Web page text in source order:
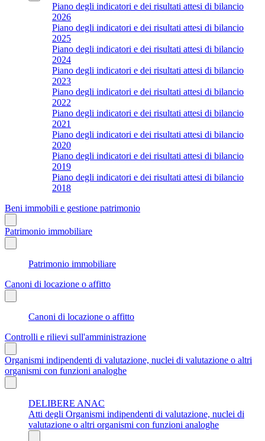
Piano degli indicatori e dei risultati attesi di bilancio
2026
Piano degli indicatori e dei risultati attesi di bilancio
2025
Piano degli indicatori e dei risultati attesi di bilancio
2024
Piano degli indicatori e dei risultati attesi di bilancio
2023
Piano degli indicatori e dei risultati attesi di bilancio
2022
Piano degli indicatori e dei risultati attesi di bilancio
2021
Piano degli indicatori e dei risultati attesi di bilancio
2020
Piano degli indicatori e dei risultati attesi di bilancio
2019
Piano degli indicatori e dei risultati attesi di bilancio
2018
Beni immobili e gestione patrimonio
Patrimonio immobiliare
Patrimonio immobiliare
Canoni di locazione o affitto
Canoni di locazione o affitto
Controlli e rilievi sull'amministrazione
Organismi indipendenti di valutazione, nuclei di valutazione o altri
organismi con funzioni analoghe
DELIBERE ANAC
Atti degli Organismi indipendenti di valutazione, nuclei di
valutazione o altri organismi con funzioni analoghe